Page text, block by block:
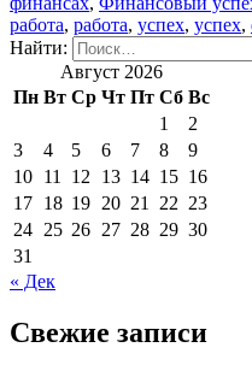
работа, работа, успех, успех,
Найти:
Август 2026
Пн Вт Ср Чт Пт Сб Вс
1
2
3
4 5 6 7 8
9
10 11 12 13 14 15 16
17 18 19 20 21 22 23
24 25 26 27 28 29 30
31
« Дек
Свежие записи